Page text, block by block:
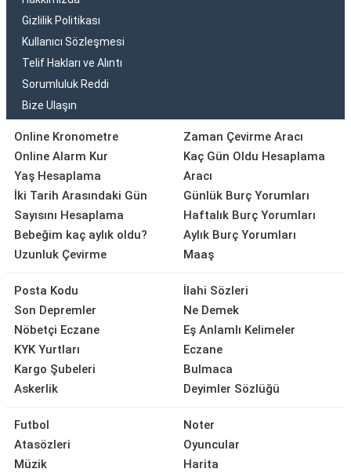
Gizlilik Politikası
Kullanıcı Sözleşmesi
Telif Hakları ve Alıntı
Sorumluluk Reddi
Bize Ulaşın
Online Kronometre
Online Alarm Kur
Yaş Hesaplama
İki Tarih Arasındaki Gün
Sayısını Hesaplama
Bebeğim kaç aylık oldu?
Uzunluk Çevirme
Zaman Çevirme Aracı
Kaç Gün Oldu Hesaplama
Aracı
Günlük Burç Yorumları
Haftalık Burç Yorumları
Aylık Burç Yorumları
Maaş
Posta Kodu
Son Depremler
Nöbetçi Eczane
KYK Yurtları
Kargo Şubeleri
Askerlik
İlahi Sözleri
Ne Demek
Eş Anlamlı Kelimeler
Eczane
Bulmaca
Deyimler Sözlüğü
Futbol
Atasözleri
Müzik
Noter
Oyuncular
Harita